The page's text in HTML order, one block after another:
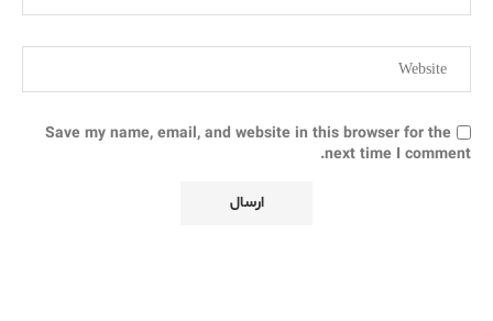
Save my name, email, and website in this browser for the
next time I comment.